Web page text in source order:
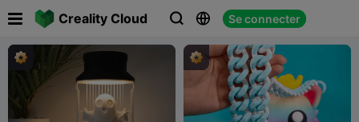
Creality Cloud   Se connecter
 